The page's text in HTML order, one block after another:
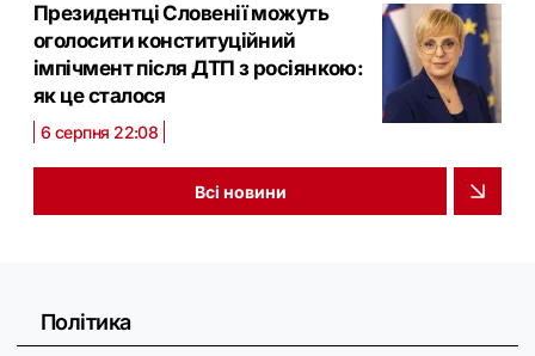
Президентці Словенії можуть
оголосити конституційний
імпічмент після ДТП з росіянкою:
як це сталося
6 серпня 22:08
Всі новини
Політика